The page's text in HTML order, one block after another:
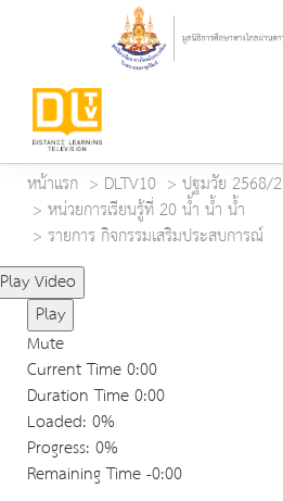
หน้าแรก DLTV10
ปฐมวัย 2568/2
หน่วยการเรียนรู้ที่ 20 น้ำ น้ำ น้ำ
รายการ กิจกรรมเสริมประสบการณ์
Play Video
Play
Mute
Current Time0:00
Duration Time0:00
Loaded: 0%
Progress: 0%
Remaining Time-0:00